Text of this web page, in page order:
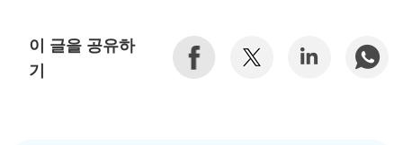
이 글을 공유하
기